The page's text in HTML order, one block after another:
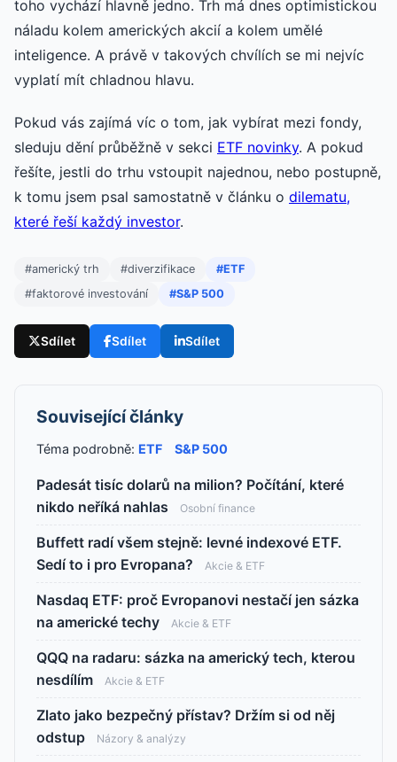
toho vychází hlavně jedno. Trh má dnes optimistickou
náladu kolem amerických akcií a kolem umělé
inteligence. A právě v takových chvílích se mi nejvíc
vyplatí mít chladnou hlavu.
Pokud vás zajímá víc o tom, jak vybírat mezi fondy,
sleduju dění průběžně v sekci ETF novinky. A pokud
řešíte, jestli do trhu vstoupit najednou, nebo postupně,
k tomu jsem psal samostatně v článku o dilematu,
které řeší každý investor.
#americký trh #diverzifikace
#ETF
#faktorové investování
#S&P 500
Sdílet Sdílet Sdílet
Související články
Téma podrobně: ETF S&P 500
Padesát tisíc dolarů na milion? Počítání, které
nikdo neříká nahlas
Osobní finance
Buffett radí všem stejně: levné indexové ETF.
Sedí to i pro Evropana?
Akcie & ETF
Nasdaq ETF: proč Evropanovi nestačí jen sázka
na americké techy
Akcie & ETF
QQQ na radaru: sázka na americký tech, kterou
nesdílím
Akcie & ETF
Zlato jako bezpečný přístav? Držím si od něj
odstup
Názory & analýzy